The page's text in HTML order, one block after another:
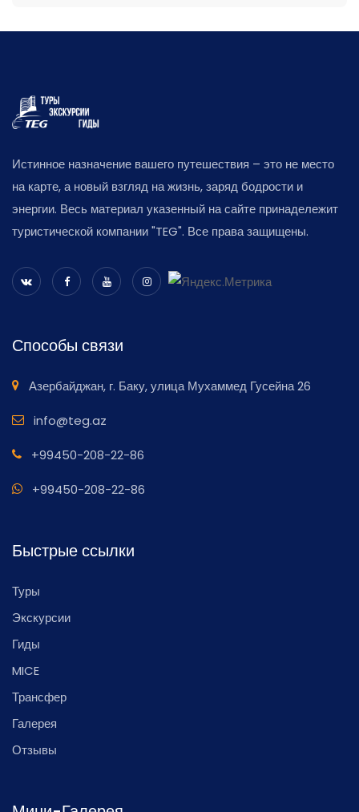
Истинное назначение вашего путешествия – это не место
на карте, а новый взгляд на жизнь, заряд бодрости и
энергии. Весь материал указенный на сайте принадележит
туристической компании "TEG". Все права защищены.
Способы связи
Азербайджан, г. Баку, улица Мухаммед Гусейна 26
info@teg.az
+99450-208-22-86
+99450-208-22-86
Быстрые ссылки
Туры
Экскурсии
Гиды
MICE
Трансфер
Галерея
Отзывы